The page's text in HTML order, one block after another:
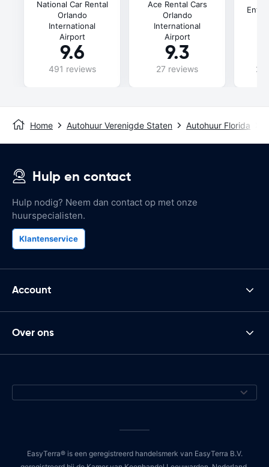
National Car Rental
Orlando
International
Airport
9.6
491 reviews
Ace Rental Cars
Orlando
International
Airport
9.3
27 reviews
Home Autohuur Verenigde Staten Autohuur Florida
Hulp en contact
Hulp nodig? Neem dan contact op met onze
huurspecialisten.
Klantenservice
Account
Over ons
EasyTerra® is een geregistreerd handelsmerk van EasyTerra B.V.